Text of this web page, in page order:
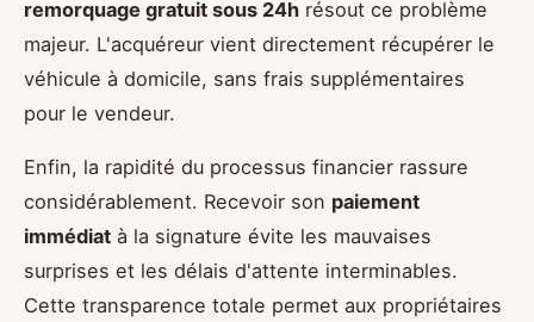
remorquage gratuit sous 24h résout ce problème
majeur. L'acquéreur vient directement récupérer le
véhicule à domicile, sans frais supplémentaires
pour le vendeur.
Enfin, la rapidité du processus financier rassure
considérablement. Recevoir son paiement
immédiat à la signature évite les mauvaises
surprises et les délais d'attente interminables.
Cette transparence totale permet aux propriétaires